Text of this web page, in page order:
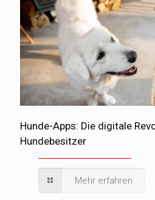
Hunde-Apps: Die digitale
Hundebesitzer
Mehr erfahren